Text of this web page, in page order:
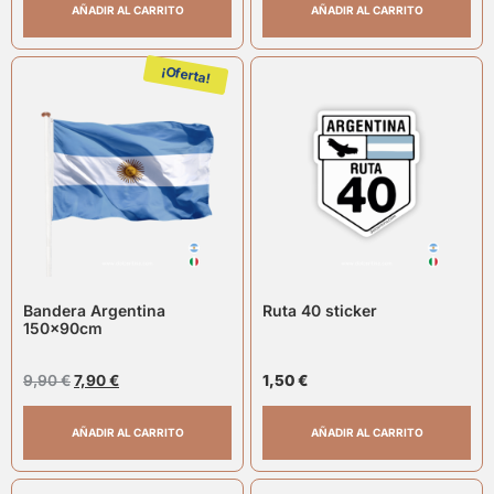
AÑADIR AL CARRITO AÑADIR AL CARRITO
¡Oferta!
Bandera Argentina
150x90cm
9,90€7,90€
AÑADIR AL CARRITO
Ruta 40 sticker
1,50€
AÑADIR AL CARRITO